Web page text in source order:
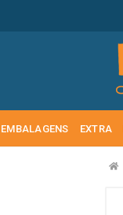
EMBALAGENS EXTRA